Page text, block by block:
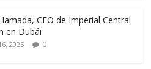
CEO de Imperial Central
en Dubái
2025 0